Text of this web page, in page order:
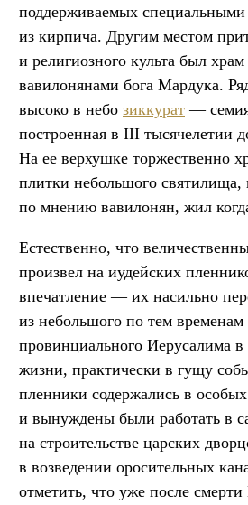
поддерживаемых специальными
из кирпича. Другим местом
и религиозного культа был
вавилонянами бога Мардука.
высоко в небо зиккурат —
построенная в III тысячелетии
На ее верхушке торжественно
плитки небольшого святилища,
по мнению вавилонян, жил
Естественно, что
произвел на иудейских
впечатление — их насильно
из небольшого по тем временам
провинциального Иерусалима
жизни, практически в гущу
пленники содержались в особых
и вынуждены были работать в
на строительстве царских
в возведении оросительных
отметить, что уже после смерти